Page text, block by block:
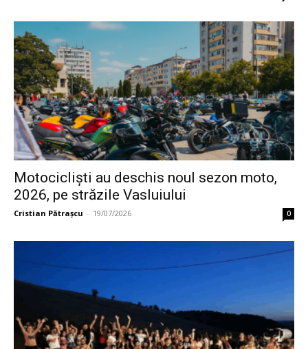
Motocicliști au deschis noul sezon moto,
2026, pe străzile Vasluiului
Cristian Pătrașcu - 19/07/2026 0